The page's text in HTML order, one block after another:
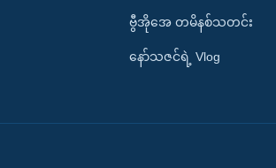
ဗွီအိုအေ တမိနစ်သတင်း
နော်သဇင်ရဲ့ Vlog